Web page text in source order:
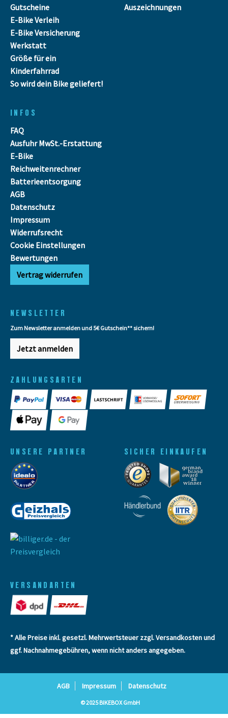
Gutscheine
E-Bike Verleih
E-Bike Versicherung
Werkstatt
Größe für ein
Kinderfahrrad
So wird dein Bike geliefert!
Auszeichnungen
INFOS
FAQ
Ausfuhr MwSt.-Erstattung
E-Bike
Reichweitenrechner
Batterieentsorgung
AGB
Datenschutz
Impressum
Widerrufsrecht
Cookie Einstellungen
Bewertungen
Vertrag widerrufen
NEWSLETTER
Zum Newsletter anmelden und 5€ Gutschein** sichern!
Jetzt anmelden
ZAHLUNGSARTEN
VERSANDARTEN
UNSERE PARTNER SICHER EINKAUFEN
* Alle Preise inkl. gesetzl. Mehrwertsteuer zzgl.Versandkostenund
ggf. Nachnahmegebühren, wenn nicht anders angegeben.
AGB Impressum Datenschutz
© 2025 BIKEBOX GmbH